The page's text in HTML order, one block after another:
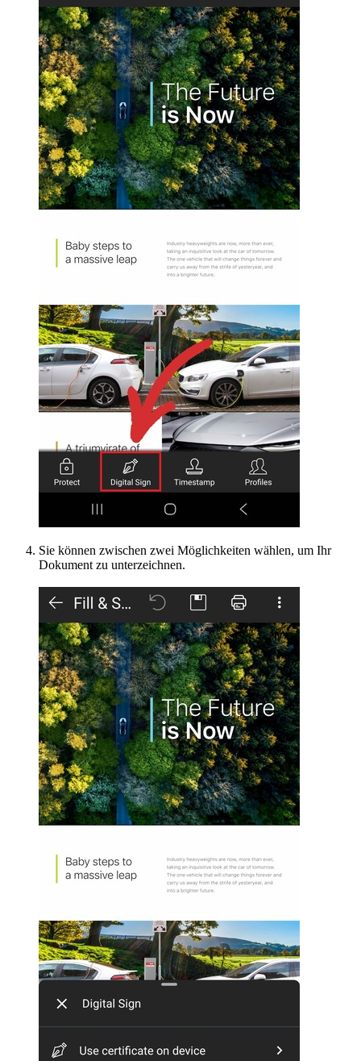
Sie können zwischen zwei Möglichkeiten wählen, um Ihr
Dokument zu unterzeichnen.